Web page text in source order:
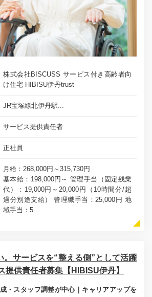
株式会社BISCUSS サービス付き高齢者向
け住宅 HIBISU伊丹trust
JR宝塚線北伊丹駅...
サービス提供責任者
正社員
月給：268,000円～315,730円
基本給：198,000円～ 管理手当（固定残業
代）：19,000円～20,000円（10時間分/超
過分別途支給） 管理職手当：25,000円 地
域手当：5...
。サービスを“整える側”として活躍
提供責任者募集【HIBISU伊丹】
・スタッフ調整が中心｜キャリアアップを